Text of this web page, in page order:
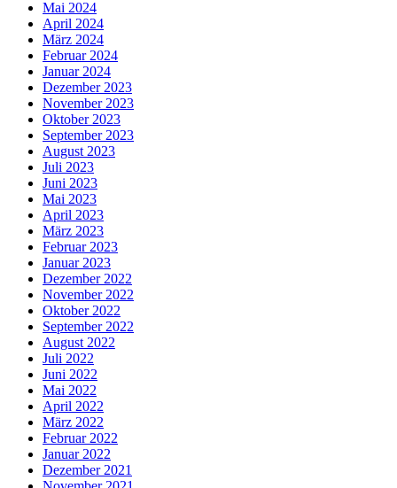
Mai 2024
April 2024
März 2024
Februar 2024
Januar 2024
Dezember 2023
November 2023
Oktober 2023
September 2023
August 2023
Juli 2023
Juni 2023
Mai 2023
April 2023
März 2023
Februar 2023
Januar 2023
Dezember 2022
November 2022
Oktober 2022
September 2022
August 2022
Juli 2022
Juni 2022
Mai 2022
April 2022
März 2022
Februar 2022
Januar 2022
Dezember 2021